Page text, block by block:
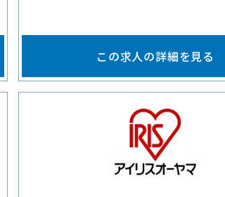
この求人の詳細を見る